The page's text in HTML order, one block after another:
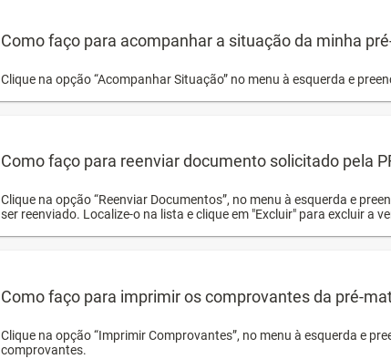
Como faço para acompanhar a situação da minha
Clique na opção “Acompanhar Situação” no menu à esquerda e
Como faço para reenviar documento solicitado pela
Clique na opção “Reenviar Documentos”, no menu à esquerda e
ser reenviado. Localize-o na lista e clique em "Excluir" para excluir a
Como faço para imprimir os comprovantes da pré-
Clique na opção “Imprimir Comprovantes”, no menu à esquerda e
comprovantes.